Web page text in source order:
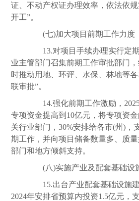
证、不动产权证办理效率，依法依
开工”。
(七)加大项目前期工作力度
13.对项目手续办理实行定期
业主管部门召集前期工作审批部门
时推动用地、环评、水保、林地等
联审批”。
14.强化前期工作激励，
专项资金提高到10亿元，将专项资
关行业部门，30%安排给各市(州)，
期工作，并向项目储备数量多、 质量
部门和地方倾斜支持。
(八)实施产业及配套基础设
15.出台产业配套基础设施建
2024年安排省预算内投资1.5亿元，